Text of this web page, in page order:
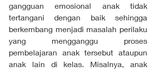
gangguan emosional anak tidak
tertangani dengan baik sehingga
berkembang menjadi masalah perilaku
yang mengganggu proses
pembelajaran anak tersebut ataupun
anak lain di kelas. Misalnya, anak